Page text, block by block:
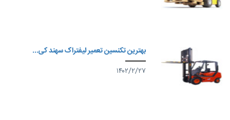
بهترین تکنسین تعمیر لیفتراک سهند کی...
۱۴۰۲/۲/۲۷